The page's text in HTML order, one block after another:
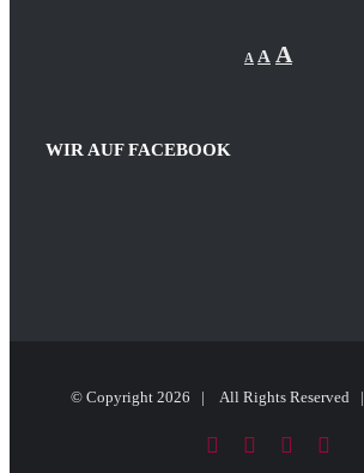
A
font
A Reset
A
WIR AUF FACEBOOK
© Copyright 2026 | All Rights Reserved |
FacebookLinkedIn
PayPal